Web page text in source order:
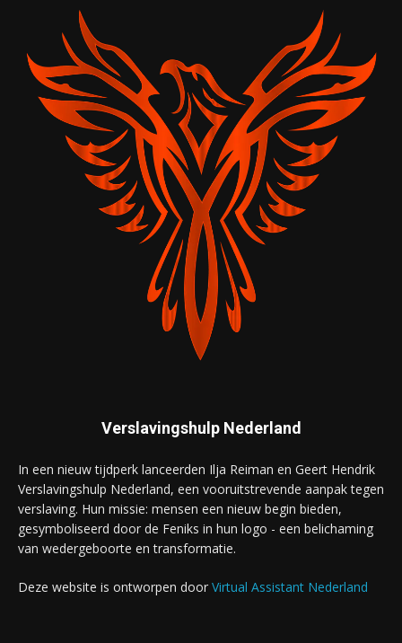
Verslavingshulp Nederland
In een nieuw tijdperk lanceerden Ilja Reiman en Geert Hendrik
Verslavingshulp Nederland, een vooruitstrevende aanpak tegen
verslaving. Hun missie: mensen een nieuw begin bieden,
gesymboliseerd door de Feniks in hun logo - een belichaming
van wedergeboorte en transformatie.
Deze website is ontworpen door Virtual Assistant Nederland